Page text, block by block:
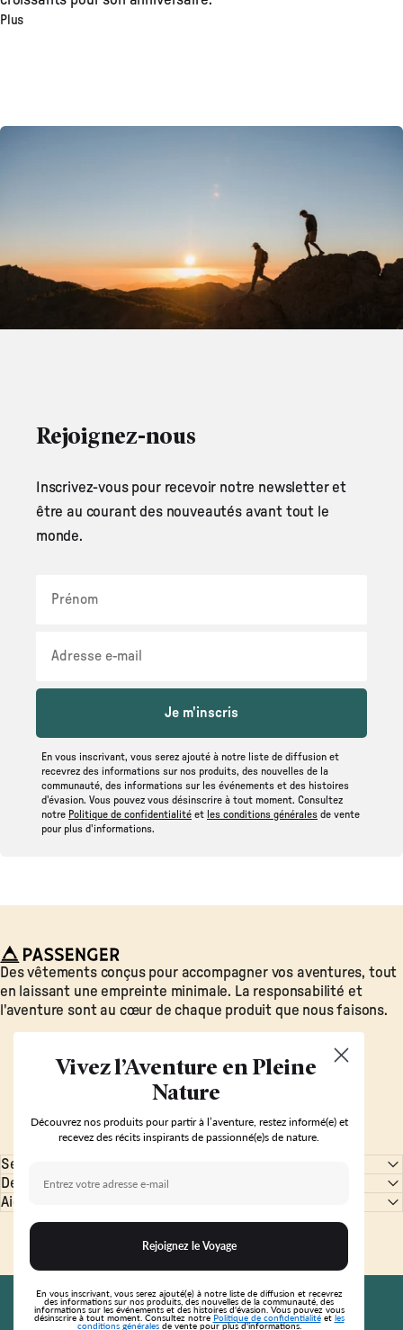
Plus
Rejoignez-nous
Inscrivez-vous pour recevoir notre newsletter et
être au courant des nouveautés avant tout le
monde.
Je m'inscris
En vous inscrivant, vous serez ajouté à notre liste de diffusion et
recevrez des informations sur nos produits, des nouvelles de la
communauté, des informations sur les événements et des histoires
d'évasion. Vous pouvez vous désinscrire à tout moment. Consultez
notre Politique de confidentialité et les conditions générales de vente
pour plus d'informations.
Passenger
Des vêtements conçus pour accompagner vos aventures, tout
en laissant une empreinte minimale. La responsabilité et
l'aventure sont au cœur de chaque produit que nous faisons.
Se Connecter
Découvrir
Aide & Support
© 2026 Passenger. Tous droits réservés.
Pays/région
FR
Langue
Français
Vivez l’Aventure en Pleine
Nature
Découvrez nos produits pour partir à l’aventure, restez informé(e) et
recevez des récits inspirants de passionné(e)s de nature.
Rejoignez le Voyage
En vous inscrivant, vous serez ajouté(e) à notre liste de diffusion et recevrez
des informations sur nos produits, des nouvelles de la communauté, des
informations sur les événements et des histoires d'évasion. Vous pouvez vous
désinscrire à tout moment. Consultez notre Politique de confidentialitéet les
conditions généralesde vente pour plus d'informations.